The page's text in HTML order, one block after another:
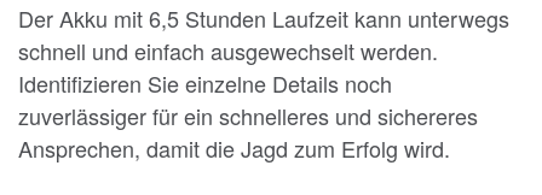
Der Akku mit 6,5 Stunden Laufzeit kann unterwegs
schnell und einfach ausgewechselt werden.
Identifizieren Sie einzelne Details noch
zuverlässiger für ein schnelleres und sichereres
Ansprechen, damit die Jagd zum Erfolg wird.